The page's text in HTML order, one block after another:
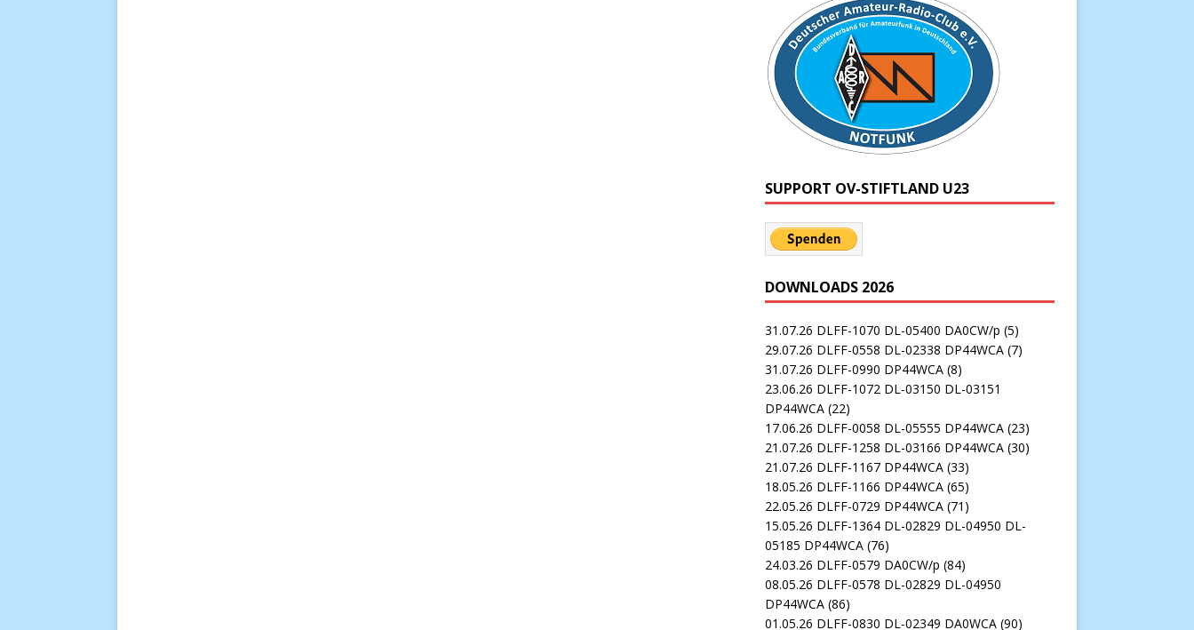
SUPPORT OV-STIFTLAND U23
DOWNLOADS 2026
31.07.26 DLFF-1070 DL-05400 DA0CW/p (5)
29.07.26 DLFF-0558 DL-02338 DP44WCA(7)
31.07.26 DLFF-0990 DP44WCA(8)
23.06.26 DLFF-1072 DL-03150 DL-03151
DP44WCA(22)
17.06.26 DLFF-0058 DL-05555 DP44WCA(23)
21.07.26 DLFF-1258 DL-03166 DP44WCA(30)
21.07.26 DLFF-1167 DP44WCA(33)
18.05.26 DLFF-1166 DP44WCA(65)
22.05.26 DLFF-0729 DP44WCA(71)
15.05.26 DLFF-1364 DL-02829 DL-04950 DL-
05185 DP44WCA(76)
24.03.26 DLFF-0579 DA0CW/p (84)
08.05.26 DLFF-0578 DL-02829 DL-04950
DP44WCA(86)
01.05.26 DLFF-0830 DL-02349 DA0WCA(90)